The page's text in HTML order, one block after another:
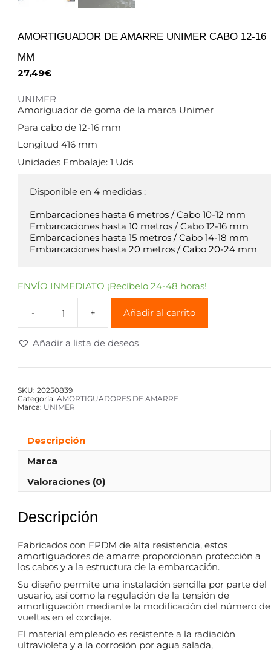
AMORTIGUADOR DE AMARRE UNIMER CABO 12-16
MM
27,49€
UNIMER
Amoriguador de goma de la marca Unimer
Para cabo de 12-16 mm
Longitud 416 mm
Unidades Embalaje: 1 Uds
Disponible en 4 medidas :
Embarcaciones hasta 6 metros / Cabo 10-12 mm
Embarcaciones hasta 10 metros / Cabo 12-16 mm
Embarcaciones hasta 15 metros / Cabo 14-18 mm
ENVÍO INMEDIATO ¡Recíbelo 24-48 horas!
Añadir al carrito
Añadir a lista de deseos
SKU: 20250839
Categoría: AMORTIGUADORES DE AMARRE
Marca: UNIMER
Descripción
Marca
Valoraciones (0)
Descripción
Fabricados con EPDM de alta resistencia, estos
amortiguadores de amarre proporcionan protección a
los cabos y a la estructura de la embarcación.
Su diseño permite una instalación sencilla por parte del
usuario, así como la regulación de la tensión de
amortiguación mediante la modificación del número de
vueltas en el cordaje.
El material empleado es resistente a la radiación
ultravioleta y a la corrosión por agua salada,